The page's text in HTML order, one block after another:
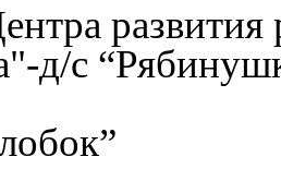
развития
д/с